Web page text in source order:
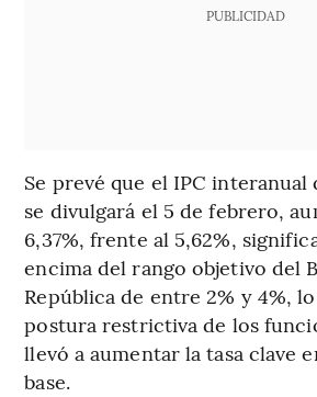
PUBLICIDAD
Se prevé que el IPC interanual
se divulgará el 5 de febrero,
6,37%, frente al 5,62%,
encima del rango objetivo del
República de entre 2% y 4%,
postura restrictiva de los
llevó a aumentar la tasa clave
base.